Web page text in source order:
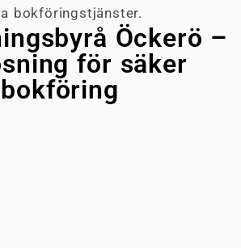
bokföringstjänster.
Öckerö –
för säker
bokföring